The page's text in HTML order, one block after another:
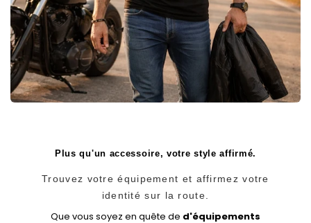
Plus qu'un accessoire, votre style affirmé.
Trouvez votre équipement et affirmez votre
identité sur la route.
Que vous soyez en quête de d'équipements